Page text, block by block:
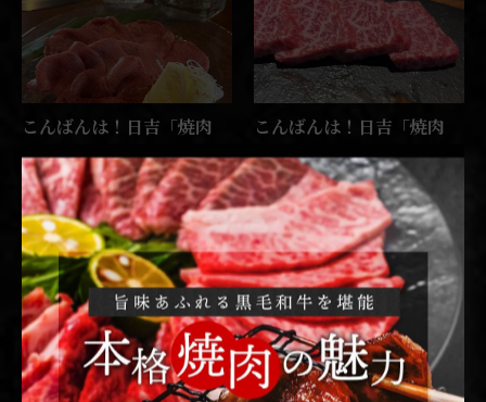
ワインの肴をご用意してお
りますので、是非お立ち
寄…
リュフ風味〜」を始めます
🥔✨中にはお肉も入ってい
る…
こんばんは！日吉「焼肉
煉」です🥩
2026/06/17
こんばんは！日吉「焼肉
煉」です🥩本日もご予約あ
りがとうございます🙇🏻‍♂️✨
お席まだ余裕ございます🪑
✨是非お気軽にお問い合わ
せ下さい😊たくさんのご来
こんばんは！日吉「焼肉
煉」です🥩
2026/06/16
こんばんは！日吉「焼肉
煉」です🥩本日も元気に営
業致します🍷✨暑くなった
り寒くなったり気温の変化
が激しいですが皆様体調に
はお気を付けて😣是非お肉